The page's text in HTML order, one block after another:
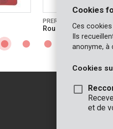
PRER00003
Rouleaux à peinture
Cookies
Ces
Ils
anonyme, à
Cookies
et de